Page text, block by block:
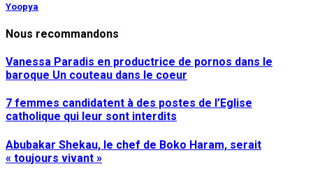
Yoopya
Nous recommandons
Vanessa Paradis en productrice de pornos dans le
baroque Un couteau dans le coeur
7 femmes candidatent à des postes de l’Eglise
catholique qui leur sont interdits
Abubakar Shekau, le chef de Boko Haram, serait
« toujours vivant »